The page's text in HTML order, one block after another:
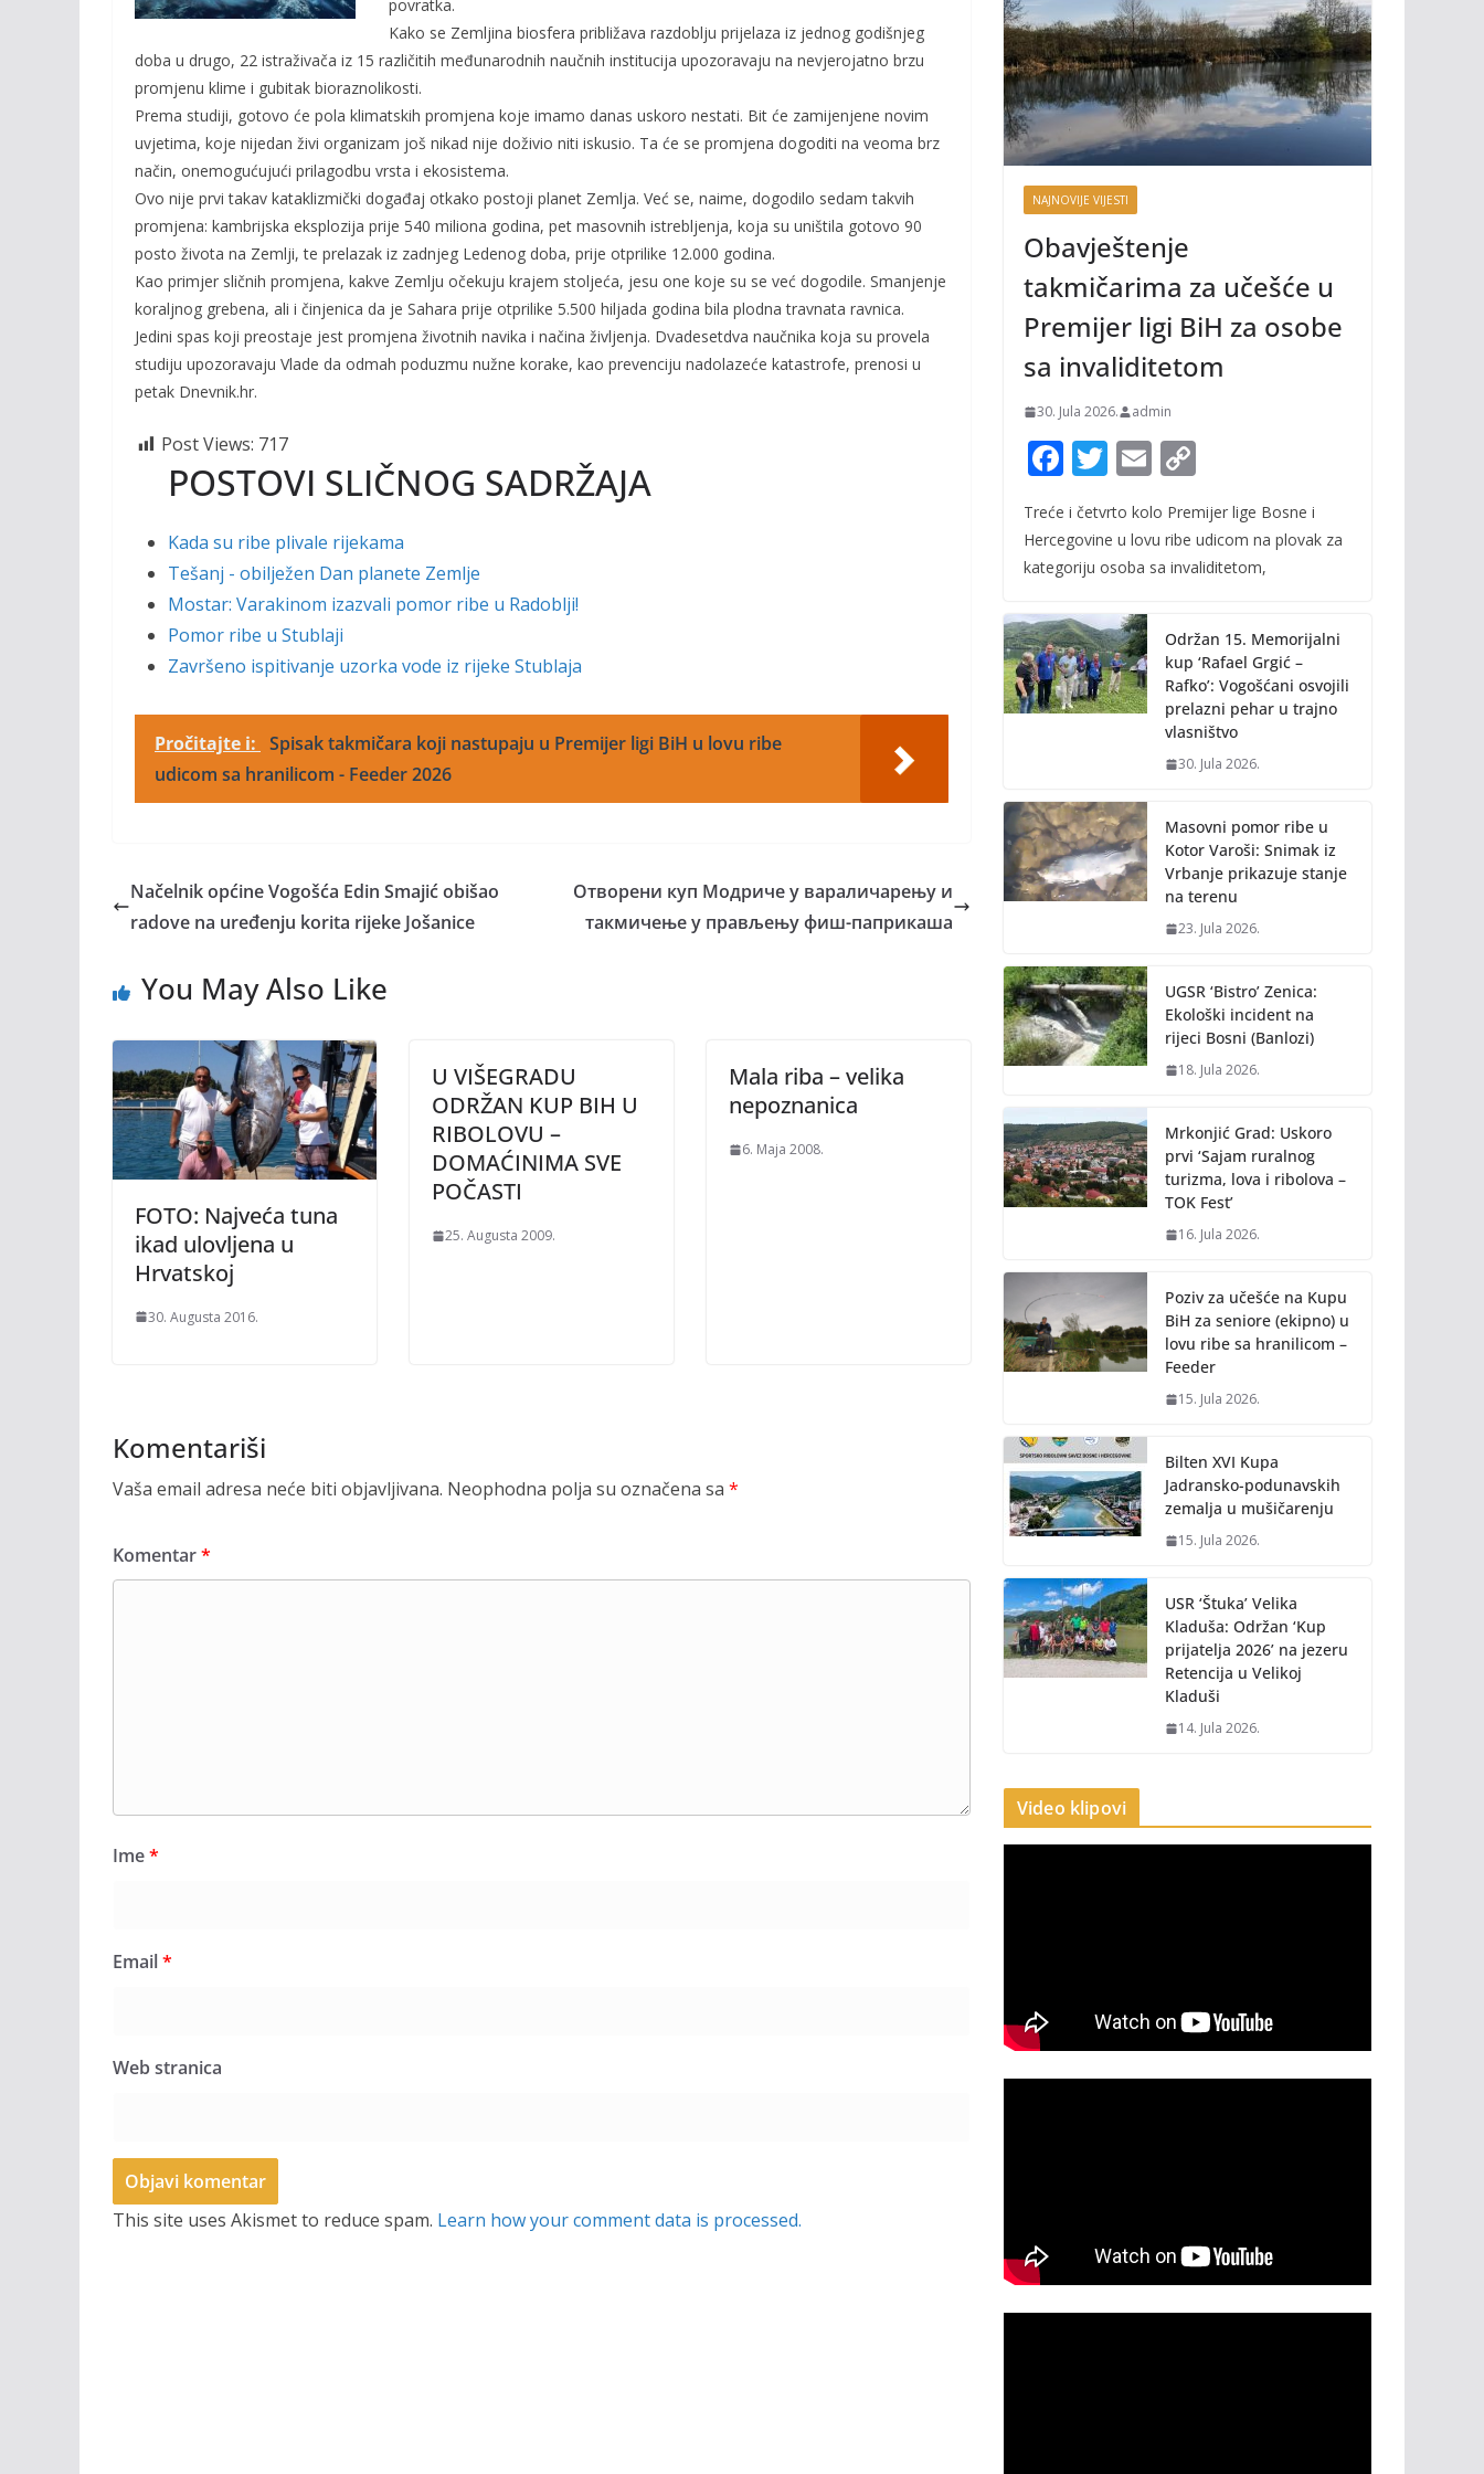
k k
povratka.
Kako se Zemljina biosfera približava razdoblju prijelaza iz jednog godišnjeg
doba u drugo, 22 istraživača iz 15 različitih međunarodnih naučnih institucija upozoravaju na nevjerojatno brzu
promjenu klime i gubitak bioraznolikosti.
Prema studiji, gotovo će pola klimatskih promjena koje imamo danas uskoro nestati. Bit će zamijenjene novim
uvjetima, koje nijedan živi organizam još nikad nije doživio niti iskusio. Ta će se promjena dogoditi na veoma brz
način, onemogućujući prilagodbu vrsta i ekosistema.
Ovo nije prvi takav kataklizmički događaj otkako postoji planet Zemlja. Već se, naime, dogodilo sedam takvih
promjena: kambrijska eksplozija prije 540 miliona godina, pet masovnih istrebljenja, koja su uništila gotovo 90
posto života na Zemlji, te prelazak iz zadnjeg Ledenog doba, prije otprilike 12.000 godina.
Kao primjer sličnih promjena, kakve Zemlju očekuju krajem stoljeća, jesu one koje su se već dogodile. Smanjenje
koraljnog grebena, ali i činjenica da je Sahara prije otprilike 5.500 hiljada godina bila plodna travnata ravnica.
Jedini spas koji preostaje jest promjena životnih navika i načina življenja. Dvadesetdva naučnika koja su provela
studiju upozoravaju Vlade da odmah poduzmu nužne korake, kao prevenciju nadolazeće katastrofe, prenosi u
petak Dnevnik.hr.
Post Views: 717
POSTOVI SLIČNOG SADRŽAJA
Kada su ribe plivale rijekama
Tešanj - obilježen Dan planete Zemlje
Mostar: Varakinom izazvali pomor ribe u Radoblji!
Pomor ribe u Stublaji
Završeno ispitivanje uzorka vode iz rijeke Stublaja
Pročitajte i: Spisak takmičara koji nastupaju u Premijer ligi BiH u lovu ribe
udicom sa hranilicom - Feeder 2026
Načelnik općine Vogošća Edin Smajić obišao
radove na uređenju korita rijeke Jošanice
Oтворени куп Mодриче у вараличарењу и
такмичење у прављењу фиш-паприкаша
You May Also Like
FOTO: Najveća tuna
ikad ulovljena u
Hrvatskoj
30. Augusta 2016.
U VIŠEGRADU
ODRŽAN KUP BIH U
RIBOLOVU –
DOMAĆINIMA SVE
POČASTI
25. Augusta 2009.
Mala riba – velika
nepoznanica
6. Maja 2008.
Komentariši
Vaša email adresa neće biti objavljivana. Neophodna polja su označena sa *
Komentar*
Ime*
Email*
Web stranica
This site uses Akismet to reduce spam. Learn how your comment data is processed.
NAJNOVIJE VIJESTI
Obavještenje
takmičarima za učešće u
Premijer ligi BiH za osobe
sa invaliditetom
30. Jula 2026. admin
F
ac
e
b
o
k
T
w
itt
er
E
ai
l
p
y
n
k
Treće i četvrto kolo Premijer lige Bosne i
Hercegovine u lovu ribe udicom na plovak za
kategoriju osoba sa invaliditetom,
Održan 15. Memorijalni
kup ‘Rafael Grgić –
Rafko’: Vogošćani osvojili
prelazni pehar u trajno
vlasništvo
30. Jula 2026.
Masovni pomor ribe u
Kotor Varoši: Snimak iz
Vrbanje prikazuje stanje
na terenu
23. Jula 2026.
UGSR ‘Bistro’ Zenica:
Ekološki incident na
rijeci Bosni (Banlozi)
18. Jula 2026.
Mrkonjić Grad: Uskoro
prvi ‘Sajam ruralnog
turizma, lova i ribolova –
TOK Fest’
16. Jula 2026.
Poziv za učešće na Kupu
BiH za seniore (ekipno) u
lovu ribe sa hranilicom –
Feeder
15. Jula 2026.
Bilten XVI Kupa
Jadransko-podunavskih
zemalja u mušičarenju
15. Jula 2026.
USR ‘Štuka’ Velika
Kladuša: Održan ‘Kup
prijatelja 2026’ na jezeru
Retencija u Velikoj
Kladuši
14. Jula 2026.
Video klipovi